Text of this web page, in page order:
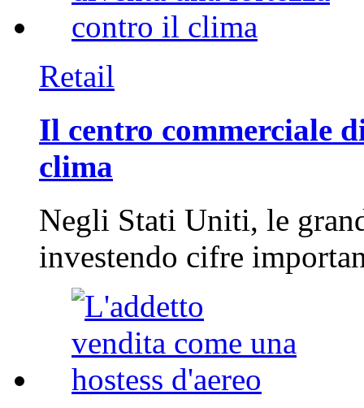
Retail
Il centro commerciale
clima
Negli Stati Uniti, le
investendo cifre